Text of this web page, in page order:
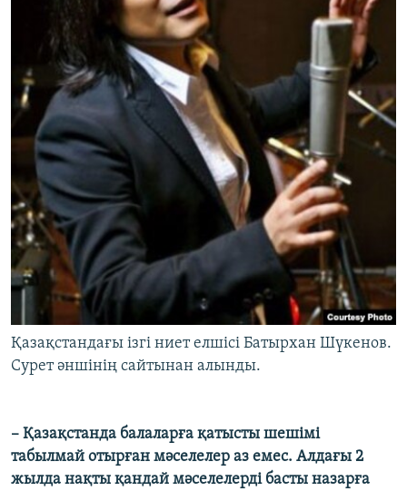
Қазақстандағы ізгі ниет елшісі Батырхан Шүкенов.
Сурет әншінің сайтынан алынды.
– Қазақстанда балаларға қатысты шешімі
табылмай отырған мәселелер аз емес. Алдағы 2
жылда нақты қандай мәселелерді басты назарға